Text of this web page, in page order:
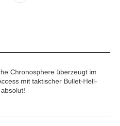
Chronosphere überzeugt im
mit taktischer Bullet-Hell-